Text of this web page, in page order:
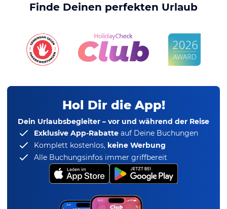
Finde Deinen perfekten Urlaub
Hol Dir die App!
Dein Urlaubsbegleiter – vor und während der Reise
Exklusive App-Rabatte auf Deine Buchungen
Komplett kostenlos, keine Werbung
Alle Buchungsinfos immer griffbereit